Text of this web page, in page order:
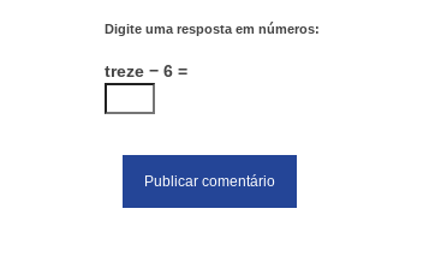
Digite uma resposta em números:
treze − 6 =